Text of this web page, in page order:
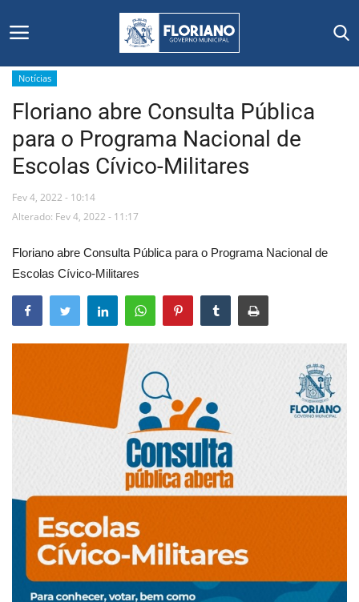
Início
Editais
Floriano
Mural de Licitações
Notícias
Notícias
Floriano abre Consulta Pública
para o Programa Nacional de
Escolas Cívico-Militares
Fev 4, 2022 - 10:14
Alterado: Fev 4, 2022 - 11:17
Floriano abre Consulta Pública para o Programa Nacional de
Escolas Cívico-Militares